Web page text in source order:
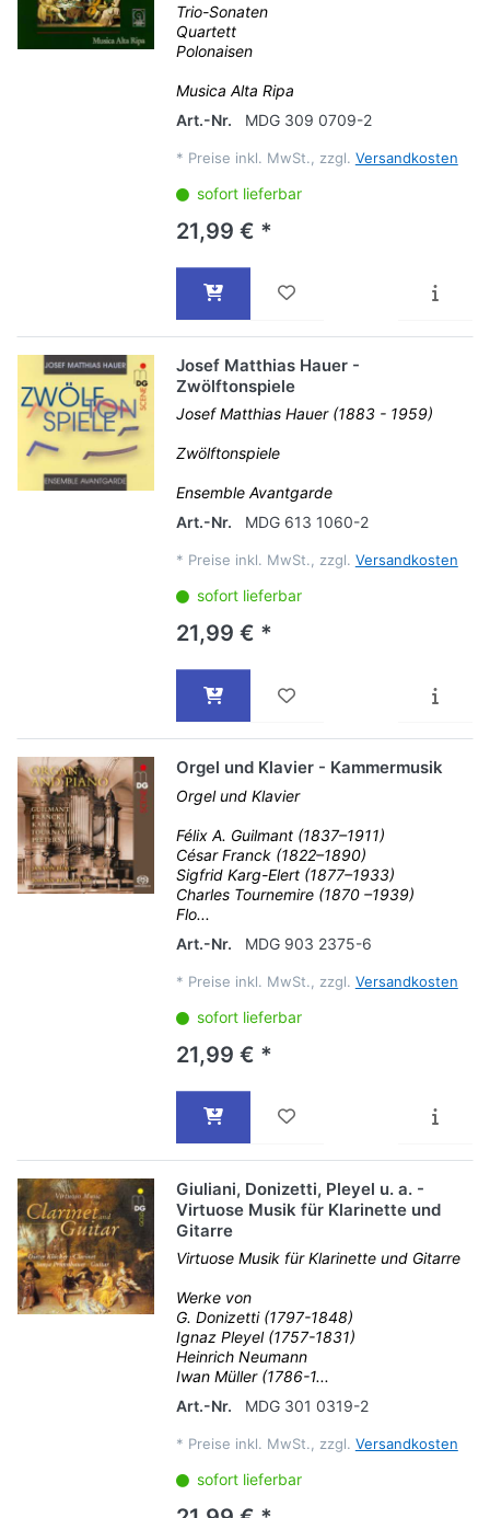
Trio-Sonaten
Quartett
Polonaisen
Musica Alta Ripa
Art.-Nr.
MDG 309 0709-2
* Preise inkl. MwSt., zzgl. Versandkosten
sofort lieferbar
21,99 € *
Josef Matthias Hauer -
Zwölftonspiele
Josef Matthias Hauer (1883 - 1959)
Zwölftonspiele
Ensemble Avantgarde
Art.-Nr.
MDG 613 1060-2
* Preise inkl. MwSt., zzgl. Versandkosten
sofort lieferbar
21,99 € *
Orgel und Klavier - Kammermusik
Orgel und Klavier
Félix A. Guilmant (1837–1911)
César Franck (1822–1890)
Sigfrid Karg-Elert (1877–1933)
Charles Tournemire (1870 –1939)
Flo...
Art.-Nr.
MDG 903 2375-6
* Preise inkl. MwSt., zzgl. Versandkosten
sofort lieferbar
21,99 € *
Giuliani, Donizetti, Pleyel u. a. -
Virtuose Musik für Klarinette und
Gitarre
Virtuose Musik für Klarinette und Gitarre
Werke von
G. Donizetti (1797-1848)
Ignaz Pleyel (1757-1831)
Heinrich Neumann
Iwan Müller (1786-1...
Art.-Nr.
MDG 301 0319-2
* Preise inkl. MwSt., zzgl. Versandkosten
sofort lieferbar